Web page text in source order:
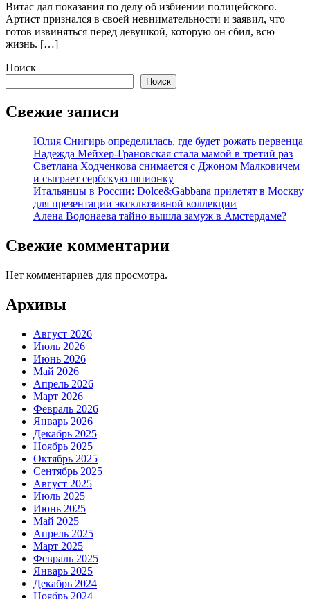
Витас дал показания по делу об избиении полицейского.
Артист признался в своей невнимательности и заявил, что
готов извиняться перед девушкой, которую он сбил, всю
жизнь. […]
Поиск
Поиск
Свежие записи
Юлия Снигирь определилась, где будет рожать первенца
Надежда Мейхер-Грановская стала мамой в третий раз
Светлана Ходченкова снимается с Джоном Малковичем
и сыграет сербскую шпионку
Итальянцы в России: Dolce&Gabbana прилетят в Москву
для презентации эксклюзивной коллекции
Алена Водонаева тайно вышла замуж в Амстердаме?
Свежие комментарии
Нет комментариев для просмотра.
Архивы
Август 2026
Июль 2026
Июнь 2026
Май 2026
Апрель 2026
Март 2026
Февраль 2026
Январь 2026
Декабрь 2025
Ноябрь 2025
Октябрь 2025
Сентябрь 2025
Август 2025
Июль 2025
Июнь 2025
Май 2025
Апрель 2025
Март 2025
Февраль 2025
Январь 2025
Декабрь 2024
Ноябрь 2024